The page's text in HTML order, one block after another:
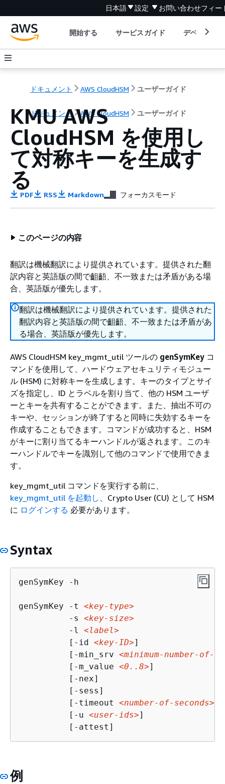
日本語 設定 お問い合わせフィー
開始する サービスガイド デベロッパ
ドキュメント AWS CloudHSM ユーザーガイド
ドキュメント AWS CloudHSM ユーザーガイド
KMU AWS
CloudHSM を使用し
て対称キーを生成す
る
PDF RSS Markdown フォーカスモード
このページの内容
翻訳は機械翻訳により提供されています。提供された翻
訳内容と英語版の間で齟齬、不一致または矛盾がある場
合、英語版が優先します。
翻訳は機械翻訳により提供されています。提供された
翻訳内容と英語版の間で齟齬、不一致または矛盾があ
る場合、英語版が優先します。
AWS CloudHSM key_mgmt_util ツールの genSymKey コ
マンドを使用して、ハードウェアセキュリティモジュー
ル (HSM) に対称キーを生成します。キーのタイプとサイ
ズを指定し、ID とラベルを割り当て、他の HSM ユーザ
ーとキーを共有することができます。また、抽出不可の
キーや、セッションが終了すると同時に失効するキーを
作成することもできます。コマンドが成功すると、HSM
がキーに割り当てるキーハンドルが返されます。このキ
ーハンドルでキーを識別して他のコマンドで使用できま
す。
key_mgmt_util コマンドを実行する前に、
key_mgmt_util を起動し 、Crypto User (CU) として HSM
に ログインする 必要があります。
Syntax
genSymKey -h
genSymKey -t <key-type>
          -s
<key-size>
          -l
<label>
          [-id
<key-ID>]
          [-min_srv
<minimum-number-of-
          [-m_value
<0..8>]
          [-nex]
          [-sess]
          [-timeout
<number-of-seconds>
          [-u
<user-ids>]
          [-attest]
例